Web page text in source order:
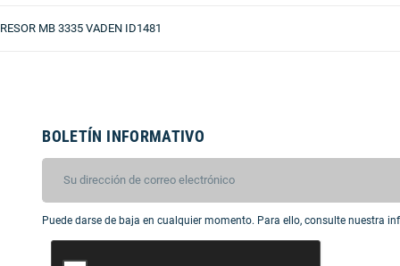
MB 3335 VADEN ID1481
BOLETÍN INFORMATIVO
Puede darse de baja en cualquier momento. Para ello, consulte nuestra